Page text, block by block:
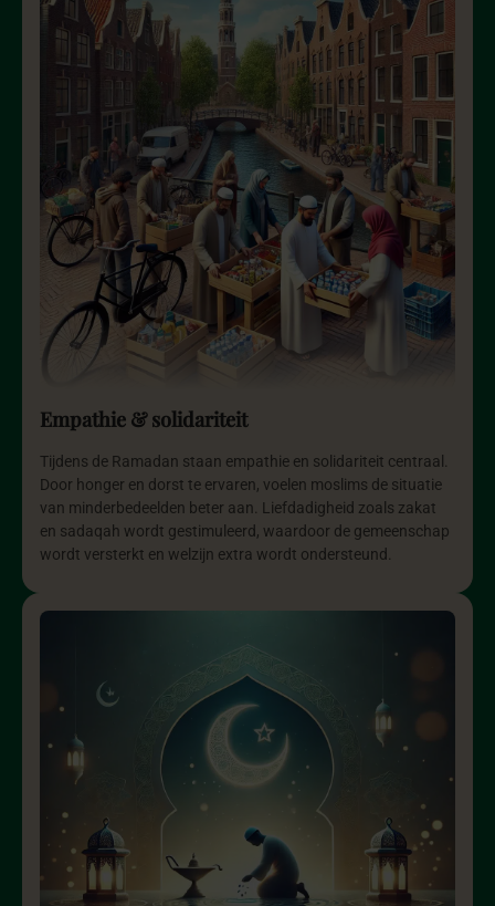
Empathie & solidariteit
Tijdens de Ramadan staan empathie en solidariteit centraal.
Door honger en dorst te ervaren, voelen moslims de situatie
van minderbedeelden beter aan. Liefdadigheid zoals zakat
en sadaqah wordt gestimuleerd, waardoor de gemeenschap
wordt versterkt en welzijn extra wordt ondersteund.